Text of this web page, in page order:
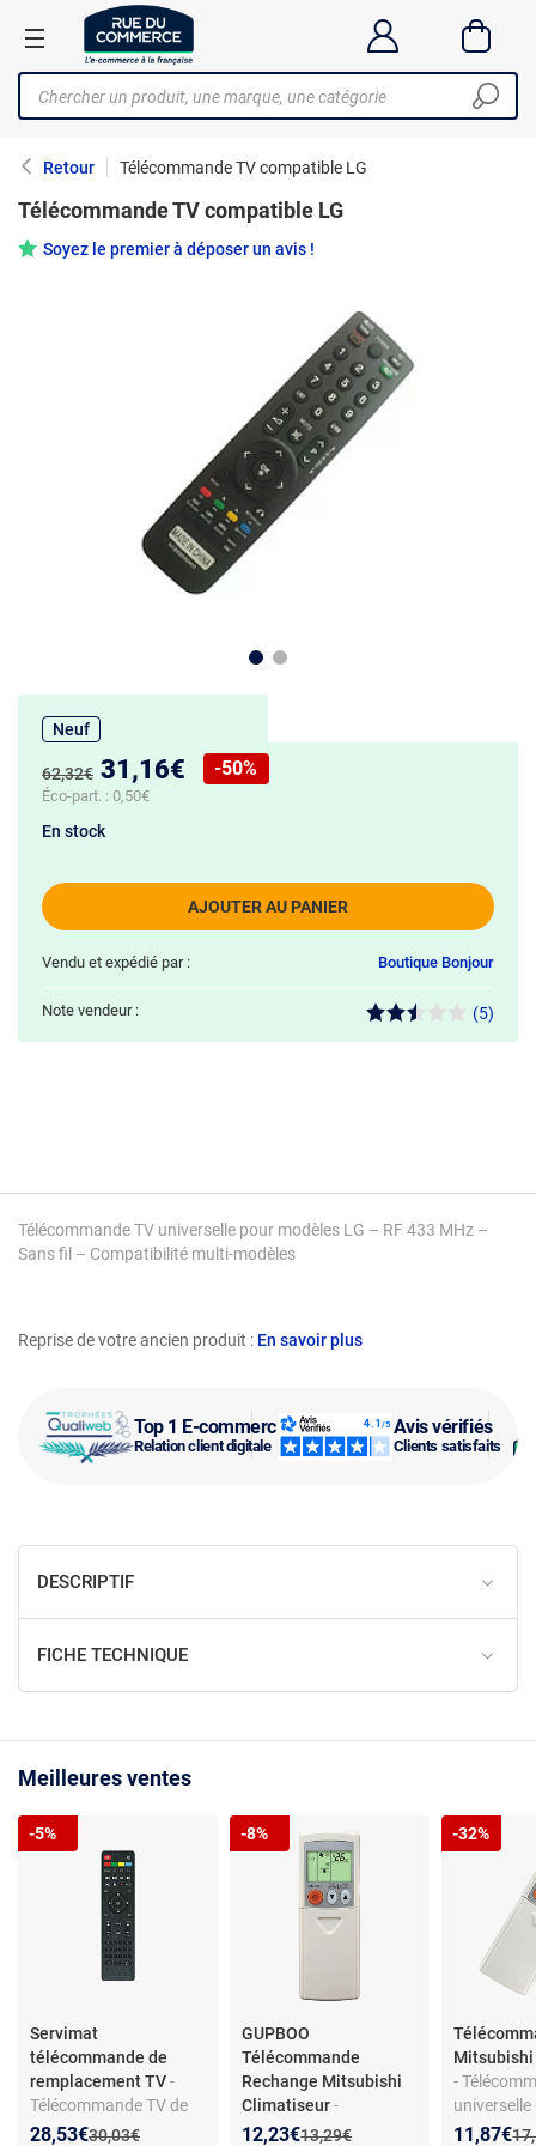
Retour Télécommande TV compatible LG
Top 1 E-commerce
Relation client digitale
Avis vérifiés
Clients satisfaits
Reprise de votre ancien produit : En savoir plus
Télécommande TV compatible LG
Soyez le premier à déposer un avis !
Télécommande TV universelle pour modèles LG – RF 433 MHz –
Sans fil – Compatibilité multi-modèles
Neuf
Ancien prix :
62,32€ Nouveau prix :
31,16€
Réduction de :
-50%
Éco-part. : 0,50€
AJOUTER AU PANIER
En stock
Vendu et expédié par : Boutique Bonjour
Note vendeur : (5)
DESCRIPTIF
FICHE TECHNIQUE
Meilleures ventes
Servimat
télécommande de
remplacement TV-
Télécommande TV de
remplacement -
Ancien prix :
30,03€
Nouveau prix :
28,53€
Réduction de :
-5%
GUPBOO
Télécommande
Rechange Mitsubishi
Climatiseur-
Télécommande
Ancien prix :
13,29€
Nouveau prix :
12,23€
Réduction de :
-8%
-
universelle
Nouveau
11,87€
-32%